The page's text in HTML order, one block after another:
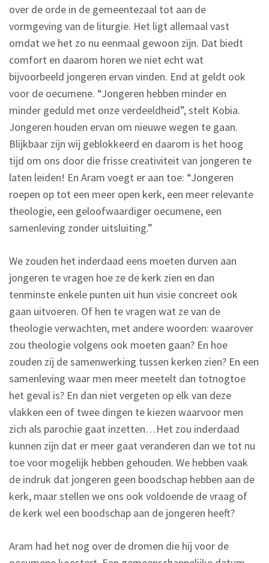
over de orde in de gemeentezaal tot aan de
vormgeving van de liturgie. Het ligt allemaal vast
omdat we het zo nu eenmaal gewoon zijn. Dat biedt
comfort en daarom horen we niet echt wat
bijvoorbeeld jongeren ervan vinden. End at geldt ook
voor de oecumene. “Jongeren hebben minder en
minder geduld met onze verdeeldheid”, stelt Kobia.
Jongeren houden ervan om nieuwe wegen te gaan.
Blijkbaar zijn wij geblokkeerd en daarom is het hoog
tijd om ons door die frisse creativiteit van jongeren te
laten leiden! En Aram voegt er aan toe: “Jongeren
roepen op tot een meer open kerk, een meer relevante
theologie, een geloofwaardiger oecumene, een
samenleving zonder uitsluiting.”
We zouden het inderdaad eens moeten durven aan
jongeren te vragen hoe ze de kerk zien en dan
tenminste enkele punten uit hun visie concreet ook
gaan uitvoeren. Of hen te vragen wat ze van de
theologie verwachten, met andere woorden: waarover
zou theologie volgens ook moeten gaan? En hoe
zouden zij de samenwerking tussen kerken zien? En een
samenleving waar men meer meetelt dan totnogtoe
het geval is? En dan niet vergeten op elk van deze
vlakken een of twee dingen te kiezen waarvoor men
zich als parochie gaat inzetten…Het zou inderdaad
kunnen zijn dat er meer gaat veranderen dan we tot nu
toe voor mogelijk hebben gehouden. We hebben vaak
de indruk dat jongeren geen boodschap hebben aan de
kerk, maar stellen we ons ook voldoende de vraag of
de kerk wel een boodschap aan de jongeren heeft?
Aram had het nog over de dromen die hij voor de